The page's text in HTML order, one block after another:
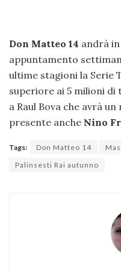
Don Matteo 14 andrà
appuntamento
ultime stagioni la Serie
superiore ai 5 milioni
a Raul Bova che avrà
presente anche Nino
Tags: Don Matteo 14
Palinsesti Rai autunno